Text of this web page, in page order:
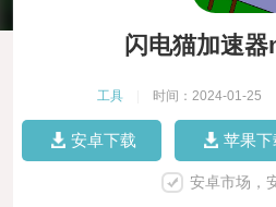
闪电猫加速
工具 时间：2024-01-25
安卓下载 苹果下
安卓市场，